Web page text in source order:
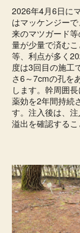
2026年4月6日に
はマッケンジー
来のマツガード
量が少量で済む
等、利点が多く
度は3回目の施工
さ6～7cmの孔を
します。幹周囲
薬効を2年間持続
す。注入後は、
溢出を確認するこ